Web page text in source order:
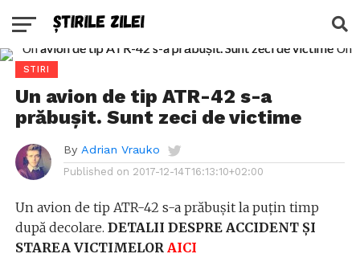
STIRI
Un avion de tip ATR-42 s-a
prăbușit. Sunt zeci de victime
By Adrian Vrauko
Published on 2017-12-14T16:13:10+02:00
Un avion de tip ATR-42 s-a prăbuşit la puţin timp
după decolare. DETALII DESPRE ACCIDENT ȘI
STAREA VICTIMELOR AICI